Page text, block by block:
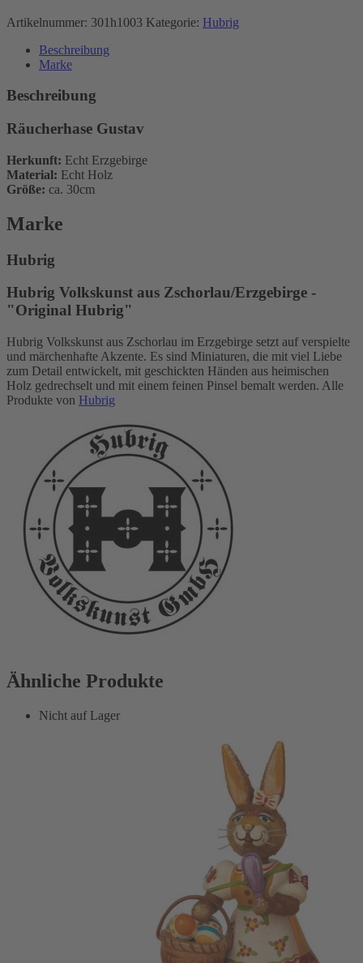
Artikelnummer: 301h1003 Kategorie: Hubrig
Beschreibung
Marke
Beschreibung
Räucherhase Gustav
Herkunft: Echt Erzgebirge
Material: Echt Holz
Größe: ca. 30cm
Marke
Hubrig
Hubrig Volkskunst aus Zschorlau/Erzgebirge -
"Original Hubrig"
Hubrig Volkskunst aus Zschorlau im Erzgebirge setzt auf verspielte
und märchenhafte Akzente. Es sind Miniaturen, die mit viel Liebe
zum Detail entwickelt, mit geschickten Händen aus heimischen
Holz gedrechselt und mit einem feinen Pinsel bemalt werden. Alle
Produkte von Hubrig
Ähnliche Produkte
Nicht auf Lager